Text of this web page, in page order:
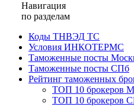
Навигация
по разделам
Коды ТНВЭД ТС
Условия ИНКОТЕРМС
Таможенные посты
Таможенные посты СПб
Рейтинг таможенных
ТОП 10 брокеров
ТОП 10 брокеров